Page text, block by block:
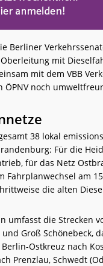
Berliner
mit
mit dem VBB
ÖPNV noch
38 lokal
Für die
für das Netz
Fahrplanwechsel am
die alten
umfasst die Strecken
Groß Schönebeck,
Ostkreuz nach
Prenzlau, Schwedt